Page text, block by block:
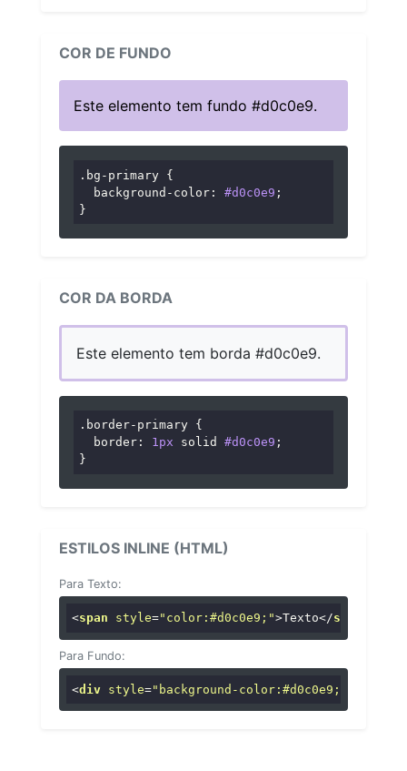
COR DE FUNDO
Este elemento tem fundo #d0c0e9.
.bg-primary {
background-color : #d0c0e9 ;
}
COR DA BORDA
Este elemento tem borda #d0c0e9.
.border-primary {
border : 1px solid #d0c0e9 ;
}
ESTILOS INLINE (HTML)
Para Texto:
<span style="color:#d0c0e9;">Texto</span
Para Fundo:
<div style="background-color:#d0c0e9;"